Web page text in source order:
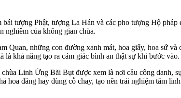
tượng Phật, tượng La Hán và các pho tượng Hộ
nghiêm của không gian chùa.
những con đường xanh mát, hoa giấy, hoa sứ
khả năng tạo ra cảm giác bình an thật sự khi bước vào.
Linh Ứng Bãi Bụt được xem là nơi cầu công danh,
hoa đăng hay dùng cỗ chay, tạo nên trải nghiệm tâm